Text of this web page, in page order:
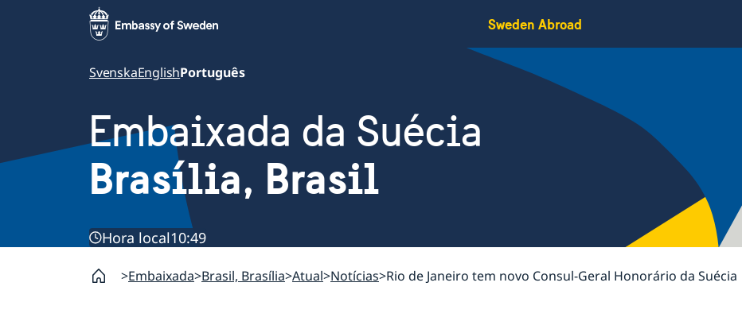
Sweden Abroad
SvenskaEnglishPortuguês
Embaixada da Suécia
Brasília, Brasil
Hora local10:49
Embaixada Brasil, Brasília Atual Notícias Rio de Janeiro tem novo Consul-Geral Honorário da Suécia